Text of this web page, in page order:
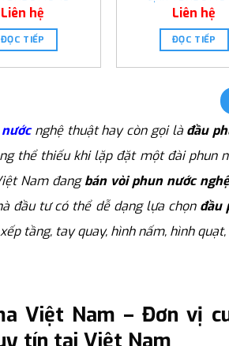
Liên hệ
ĐỌC TIẾP
Liên hệ
ĐỌC TIẾP
nghệ thuật hay còn gọi làđầu
thể thiếu khi lặp đặt một đài phun
Nam đangbán vòi phun nước
đầu tư có thể dễ dạng lựa chọn đầu
tầng, tay quay, hình nấm, hình
Việt Nam – Đơn vị